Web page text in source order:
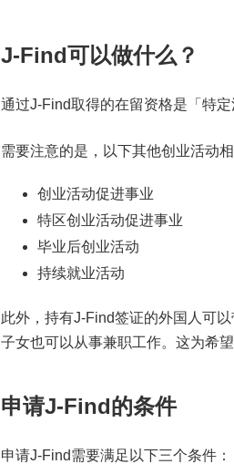
J-Find可以做什么？
通过J-Find取得的在留资格是「特
需要注意的是，以下其他创业活动
创业活动促进事业
特区创业活动促进事业
毕业后创业活动
持续就业活动
此外，持有J-Find签证的外国人可
子女也可以从事兼职工作。这为希
申请J-Find的条件
申请J-Find需要满足以下三个条件：